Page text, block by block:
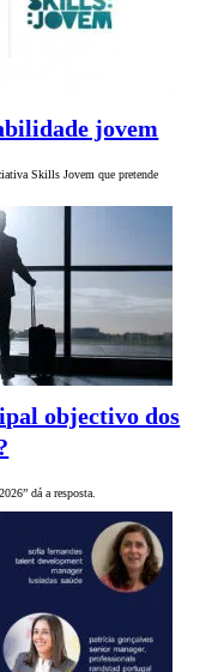
jovem
Skills Jovem que pretende
objectivo dos
dá a resposta.